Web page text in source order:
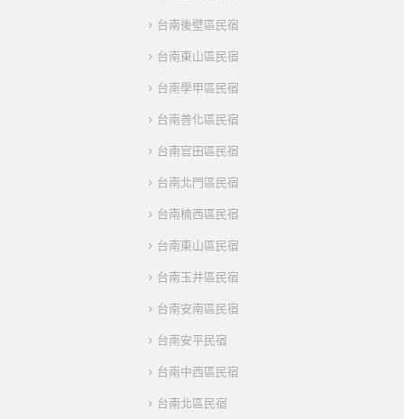
台南後壁區民宿
台南東山區民宿
台南學甲區民宿
台南善化區民宿
台南官田區民宿
台南北門區民宿
台南楠西區民宿
台南東山區民宿
台南玉井區民宿
台南安南區民宿
台南安平民宿
台南中西區民宿
台南北區民宿